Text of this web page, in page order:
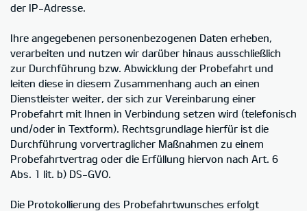
der IP-Adresse.
Ihre angegebenen personenbezogenen Daten erheben,
verarbeiten und nutzen wir darüber hinaus ausschließlich
zur Durchführung bzw. Abwicklung der Probefahrt und
leiten diese in diesem Zusammenhang auch an einen
Dienstleister weiter, der sich zur Vereinbarung einer
Probefahrt mit Ihnen in Verbindung setzen wird (telefonisch
und/oder in Textform). Rechtsgrundlage hierfür ist die
Durchführung vorvertraglicher Maßnahmen zu einem
Probefahrtvertrag oder die Erfüllung hiervon nach Art. 6
Abs. 1 lit. b) DS-GVO.
Die Protokollierung des Probefahrtwunsches erfolgt